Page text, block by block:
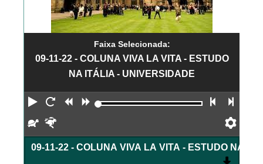
Faixa Selecionada:
09-11-22 - COLUNA VIVA LA VITA - ESTUDO
NA ITÁLIA - UNIVERSIDADE
Reproduzir
Reiniciar
Retroceder
Avançar Faixa
Devagar
09-11-22 - COLUNA VIVA LA VITA - ESTUDO NA